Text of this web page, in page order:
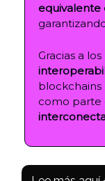
equivalente
Gracias a
blockchains
como parte